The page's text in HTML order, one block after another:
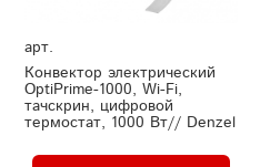
арт.
Конвектор электрический
OptiPrime-1000, Wi-Fi,
тачскрин, цифровой
термостат, 1000 Вт// Denzel